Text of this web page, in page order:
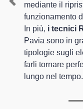
mediante il
funzionamento
In più, i tecnici
Pavia sono in
tipologie sugli
farli tornare
lungo nel tempo.
Previous